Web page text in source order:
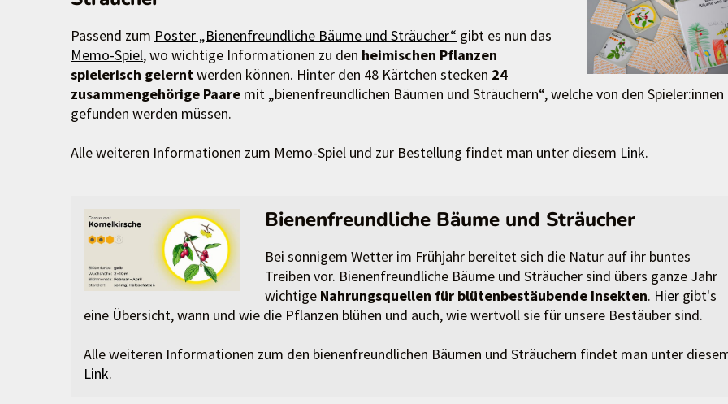
Passend zum Poster „Bienenfreundliche Bäume und Sträucher“ gibt es nun das
Memo-Spiel, wo wichtige Informationen zu den heimischen Pflanzen
spielerisch gelerntwerden können. Hinter den 48 Kärtchen stecken 24
zusammengehörige Paare mit „bienenfreundlichen Bäumen und Sträuchern“, welche von den Spieler:innen
gefunden werden müssen.
Alle weiteren Informationen zum Memo-Spiel und zur Bestellung findet man unter diesem Link.
Bienenfreundliche Bäume und Sträucher
Bei sonnigem Wetter im Frühjahr bereitet sich die Natur auf ihr buntes
Treiben vor. Bienenfreundliche Bäume und Sträucher sind übers ganze Jahr
wichtige Nahrungsquellen für blütenbestäubende Insekten. Hier gibt's
eine Übersicht, wann und wie die Pflanzen blühen und auch, wie wertvoll sie für unsere Bestäuber sind.
Alle weiteren Informationen zum den bienenfreundlichen Bäumen und Sträuchern findet man unter
Link.